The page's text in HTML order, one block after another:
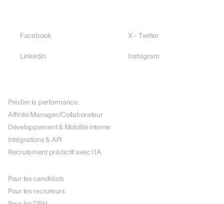
Facebook X - Twitter
Linkedin Instagram
Prédire la performance
Affinité Manager/Collaborateur
Développement & Mobilité interne
Intégrations & API
Recrutement prédictif avec l'IA
Pour les candidats
Pour les recruteurs